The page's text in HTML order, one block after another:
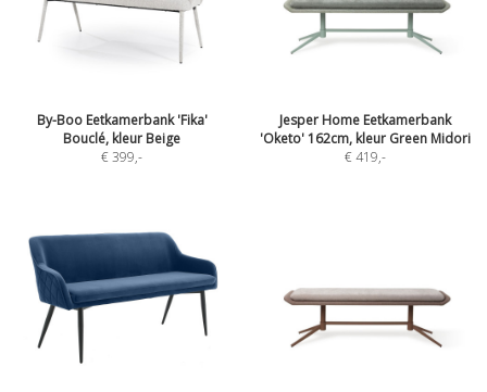
By-Boo Eetkamerbank 'Fika'
Bouclé, kleur Beige
€ 399,-
Jesper Home Eetkamerbank
'Oketo' 162cm, kleur Green Midori
€ 419,-